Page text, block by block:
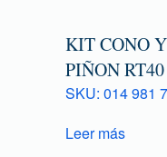
KIT CONO
PIÑON
SKU: 014 981
Leer más